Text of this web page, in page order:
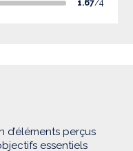
1.67/4
d’éléments perçus
essentiels